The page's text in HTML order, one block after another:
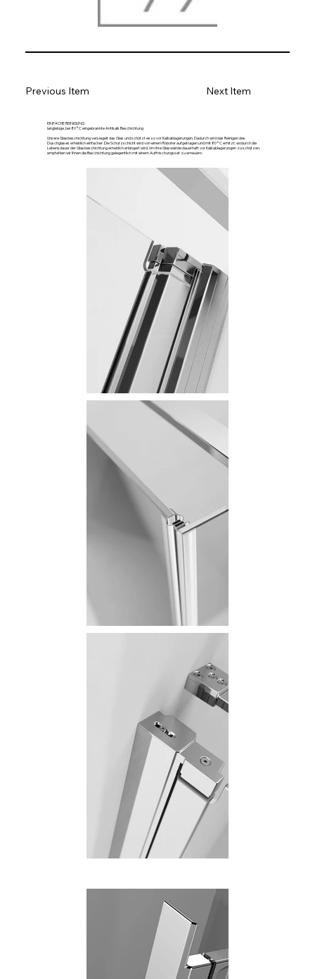
Next Item
Previous Item
EINFACHE REINIGUNG
langlebige, bei 80°C eingebrannte Antikalk Beschichtung
Unsere Glasbeschichtung versiegelt das Glas und schützt es so vor Kalkablagerungen. Dadurch wird das Reinigen des
Duschglases erheblich einfacher. Die Schutzschicht wird von einem Roboter aufgetragen und mit 80°C erhitzt, wodurch die
Lebensdauer der Glasbeschichtung erheblich erlängert wird. Um Ihre Glaswände dauerhaft vor Kalkablagerungen zu schützen,
empfehlen wir Ihnen die Beschichtung gelegentlich mit einem Auffrischungsset zu erneuern.